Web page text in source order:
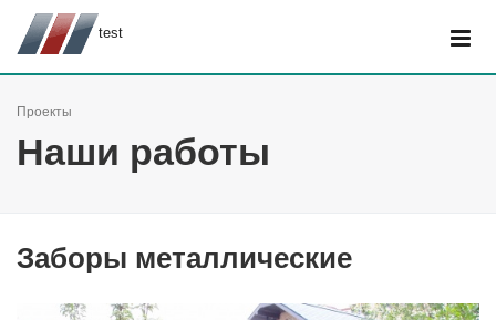
test
Проекты
Наши работы
Заборы металлические